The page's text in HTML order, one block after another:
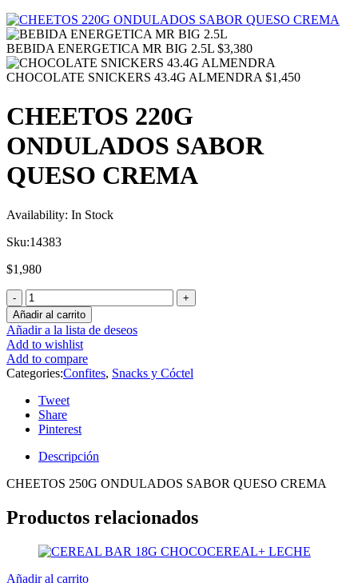
BEBIDA ENERGETICA MR BIG 2.5L $3,380
CHOCOLATE SNICKERS 43.4G ALMENDRA $1,450
CHEETOS 220G
ONDULADOS SABOR
QUESO CREMA
Availability: In Stock
Sku:14383
$1,980
Añadir al carrito
Añadir a la lista de deseos
Add to wishlist
Add to compare
Categories:Confites, Snacks y Cóctel
Tweet
Share
Pinterest
Descripción
CHEETOS 250G ONDULADOS SABOR QUESO CREMA
Productos relacionados
Añadir al carrito